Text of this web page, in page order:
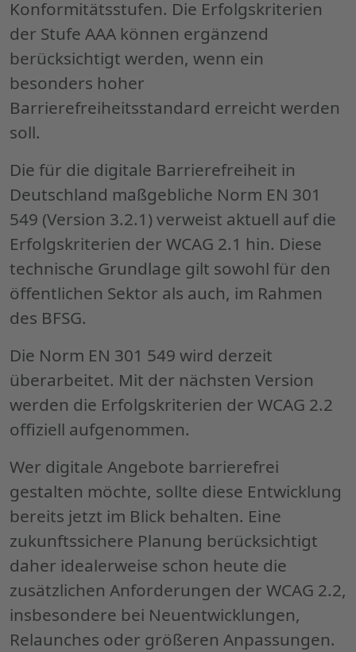
Konformitätsstufen. Die Erfolgskriterien
der Stufe AAA können ergänzend
berücksichtigt werden, wenn ein
besonders hoher
Barrierefreiheitsstandard erreicht werden
soll.
Die für die digitale Barrierefreiheit in
Deutschland maßgebliche Norm EN 301
549 (Version 3.2.1) verweist aktuell auf die
Erfolgskriterien der WCAG 2.1 hin. Diese
technische Grundlage gilt sowohl für den
öffentlichen Sektor als auch, im Rahmen
des BFSG.
Die Norm EN 301 549 wird derzeit
überarbeitet. Mit der nächsten Version
werden die Erfolgskriterien der WCAG 2.2
offiziell aufgenommen.
Wer digitale Angebote barrierefrei
gestalten möchte, sollte diese Entwicklung
bereits jetzt im Blick behalten. Eine
zukunftssichere Planung berücksichtigt
daher idealerweise schon heute die
zusätzlichen Anforderungen der WCAG 2.2,
insbesondere bei Neuentwicklungen,
Relaunches oder größeren Anpassungen.